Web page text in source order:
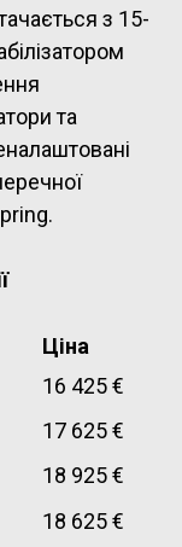
з 15-
та
Ціна
16 425 €
17 625 €
18 925 €
18 625 €